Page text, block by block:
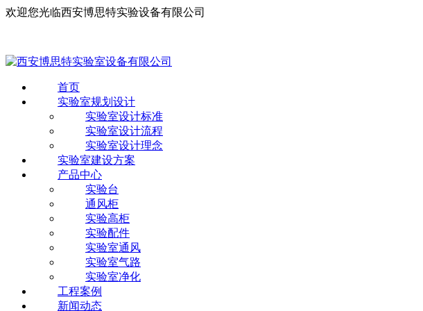
欢迎您光临西安博思特实验设备有限公司
首页
实验室规划设计
实验室设计标准
实验室设计流程
实验室设计理念
实验室建设方案
产品中心
实验台
通风柜
实验高柜
实验配件
实验室通风
实验室气路
实验室净化
工程案例
新闻动态